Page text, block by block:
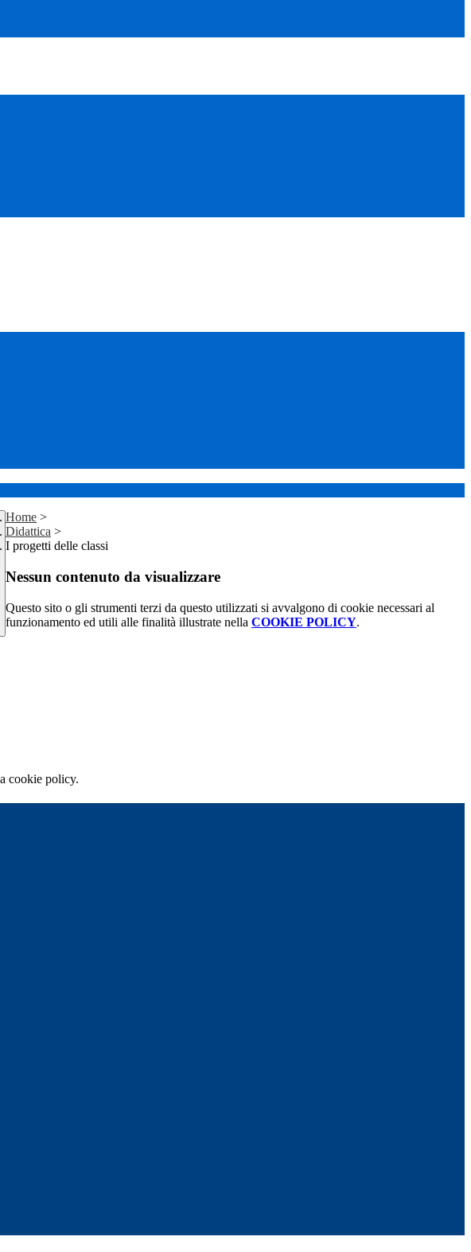
Home >
Didattica >
I progetti delle classi
Nessun contenuto da visualizzare
Questo sito o gli strumenti terzi da questo utilizzati si avvalgono di cookie necessari al
funzionamento ed utili alle finalità illustrate nella COOKIE POLICY.
cookie policy.